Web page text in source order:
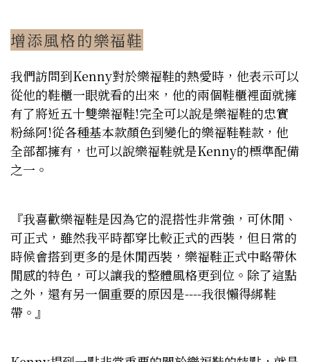
增添風格的樂福鞋
我們訪問到Kenny對於樂福鞋的熱愛時，他表示可以
從他的鞋櫃一眼就看的出來，他的兩個鞋櫃裡面就擁
有了將近五十雙樂福鞋!完全可以說是樂福鞋的忠實
粉絲阿!從各種基本款顏色到變化的樂福鞋鞋款，他
全部都擁有，也可以說樂福鞋就是Kenny的標準配備
之一。
『我喜歡樂福鞋是因為它的混搭性非常強，可休閒、
可正式，雖然我平時都穿比較正式的西裝，但日常的
時候會搭到更多的是休閒西裝，樂福鞋正式中略帶休
閒感的特色，可以讓我的整體風格更到位。除了這點
之外，還有另一個重要的原因是----我很懶得綁鞋
帶。』